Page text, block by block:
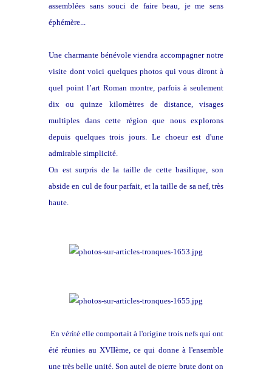
assemblées sans souci de faire beau, je me sens
éphémère...
Une charmante bénévole viendra accompagner notre
visite dont voici quelques photos qui vous diront à
quel point l’art Roman montre, parfois à seulement
dix ou quinze kilomètres de distance, visages
multiples dans cette région que nous explorons
depuis quelques trois jours. Le choeur est d'une
admirable simplicité.
On est surpris de la taille de cette basilique, son
abside en cul de four parfait, et la taille de sa nef, très
haute.
En vérité elle comportait à l'origine trois nefs qui ont
été réunies au XVIIème, ce qui donne à l'ensemble
une très belle unité. Son autel de pierre brute dont on